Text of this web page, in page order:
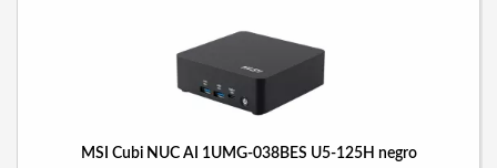
MSI Cubi NUC AI 1UMG-038BES U5-125H negro